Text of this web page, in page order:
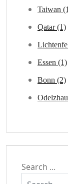
Taiwan
Qatar (1)
Essen (1)
Bonn (2)
Search ...